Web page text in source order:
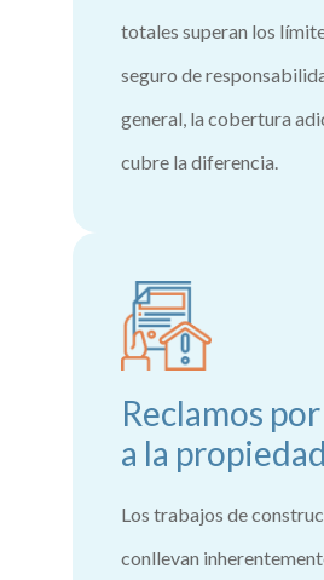
totales superan los
seguro de
general, la cobertura
cubre la diferencia.
Reclamos
a la propiedad
Los trabajos de
conllevan